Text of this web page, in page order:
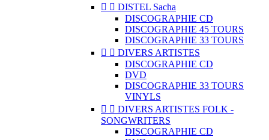
  DISTEL Sacha
DISCOGRAPHIE CD
DISCOGRAPHIE 45 TOURS
DISCOGRAPHIE 33 TOURS
  DIVERS ARTISTES
DISCOGRAPHIE CD
DVD
DISCOGRAPHIE 33 TOURS
VINYLS
  DIVERS ARTISTES FOLK -
SONGWRITERS
DISCOGRAPHIE CD